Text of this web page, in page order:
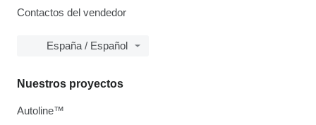
Contactos del vendedor
España / Español
Nuestros proyectos
Autoline™